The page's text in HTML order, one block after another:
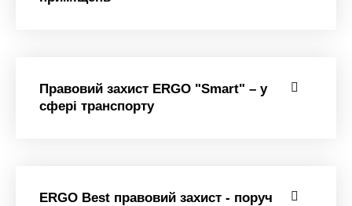
Правовий захист ERGO "Smart" – у
сфері транспорту
ERGO Best правовий захист - поруч